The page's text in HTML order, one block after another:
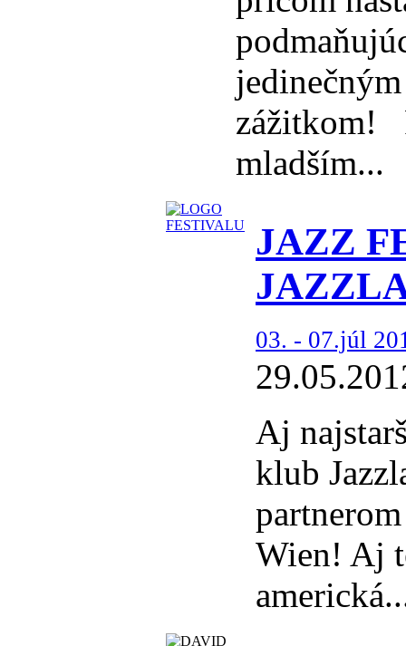
zážitkom!
mladším...
JAZZ
03. - 07.júl
Aj
klub
Wien! Aj